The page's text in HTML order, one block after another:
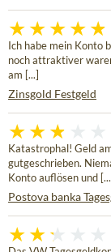
Ich habe mein Konto
noch attraktiver
am [...]
Zinsgold Festgeld
Katastrophal! Geld
gutgeschrieben.
Konto auflösen und [...]
Postova banka